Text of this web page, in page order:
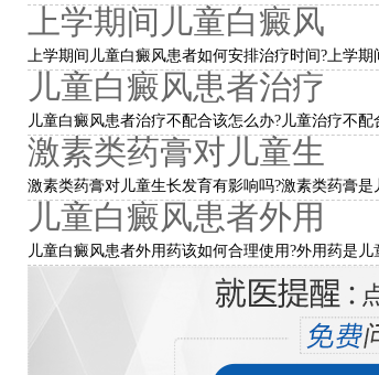
上学期间儿童白癜风
上学期间儿童白癜风患者如何安排治疗时间?上学
儿童白癜风患者治疗
儿童白癜风患者治疗不配合该怎么办?儿童治疗不
激素类药膏对儿童生
激素类药膏对儿童生长发育有影响吗?激素类药膏
儿童白癜风患者外用
儿童白癜风患者外用药该如何合理使用?外用药是